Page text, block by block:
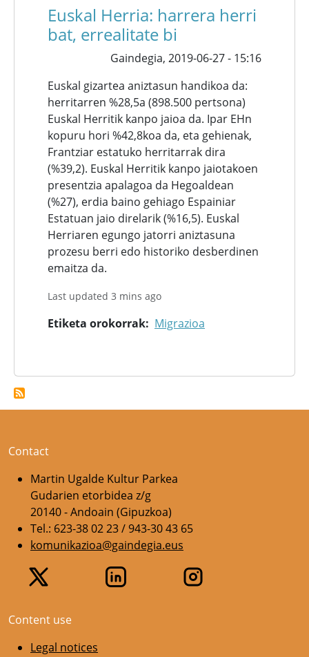
Euskal Herria: harrera herri
bat, errealitate bi
Gaindegia, 2019-06-27 - 15:16
Euskal gizartea aniztasun handikoa da:
herritarren %28,5a (898.500 pertsona)
Euskal Herritik kanpo jaioa da. Ipar EHn
kopuru hori %42,8koa da, eta gehienak,
Frantziar estatuko herritarrak dira
(%39,2). Euskal Herritik kanpo jaiotakoen
presentzia apalagoa da Hegoaldean
(%27), erdia baino gehiago Espainiar
Estatuan jaio direlarik (%16,5). Euskal
Herriaren egungo jatorri aniztasuna
prozesu berri edo historiko desberdinen
emaitza da.
Last updated 3 mins ago
Etiketa orokorrak Migrazioa
Contact
Martin Ugalde Kultur Parkea
Gudarien etorbidea z/g
20140 - Andoain (Gipuzkoa)
Tel.: 623-38 02 23 / 943-30 43 65
komunikazioa@gaindegia.eus
Content use
Legal notices